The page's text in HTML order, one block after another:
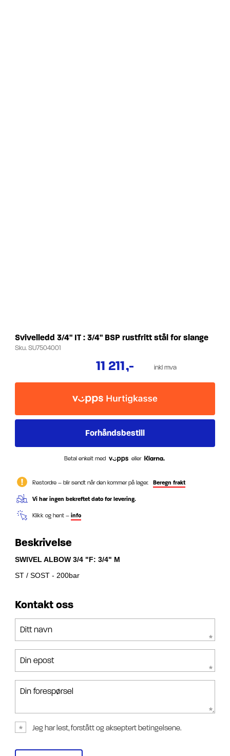
Svivelledd 3/4" IT : 3/4" BSP rustfritt stål for slange
Sku.SU7504001
11 211,- inkl mva
Betal enkelt med eller
Restordre – blir sendt når den kommer på lager. Beregn frakt
Vi har ingen bekreftet dato for levering.
Klikk og hent – info
Beskrivelse
SWIVEL ALBOW 3/4 "F: 3/4" M
ST / SOST - 200bar
Kontakt oss
Ditt navn
Din epost
Din forespørsel
Jeg har lest, forstått og akseptert betingelsene.